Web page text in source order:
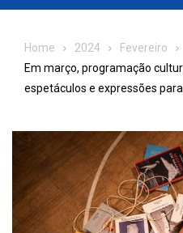
Home 2024 Fevereiro
Em março, programação
espetáculos e expressões